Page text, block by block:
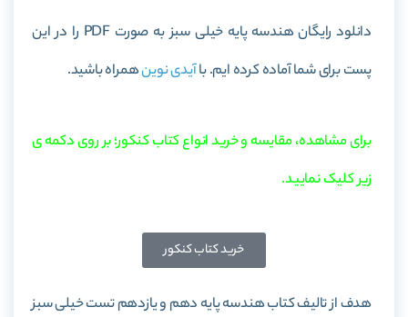
دانلود رایگان هندسه پایه خیلی سبز به صورت PDF را در این
پست برای شما آماده کرده ایم. باآیدی نوینهمراه باشید.
برای مشاهده، مقایسه و خرید انواع کتاب کنکور؛ بر روی دکمه ی
زیر کلیک نمایید.
خرید کتاب کنکور
هدف از تالیف کتاب هندسه پایه دهم و یازدهم تست خیلی سبز